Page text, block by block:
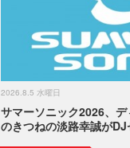
2026.8.5 水曜日
サマーソニック2026、
のきつねの淡路幸誠が